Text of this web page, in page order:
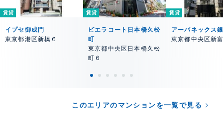
賃貸
イプセ御成門
東京都港区新橋６
賃貸
ビエラコート日本橋久松
町
東京都中央区日本橋久松
町６
賃貸
アーバネックス
東京都中央区新
このエリアのマンションを一覧で見る